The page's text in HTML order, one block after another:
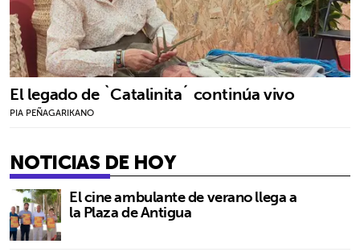
El legado de `Catalinita´ continúa vivo
PIA PEÑAGARIKANO
NOTICIAS DE HOY
El cine ambulante de verano llega a
la Plaza de Antigua